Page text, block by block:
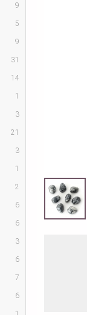
9
5
9
31
14
1
3
21
3
1
2
6
6
3
6
7
6